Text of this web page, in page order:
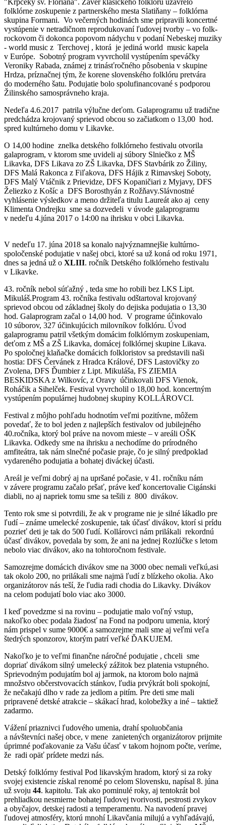
folklórne zoskupenie z partnerského mesta Slatiňany – folklórna
skupina Formani. Vo večerných hodinách sme pripravili koncertné
vystúpenie v netradičnom reprodukovaní ľudovej tvorby – vo folk-
rockovom či dokonca popovom nádychu v podaní Nebeskej muziky
- world music z Terchovej , ktorá je jediná world music kapela
v Európe. Sobotný program vyvrcholil vystúpením speváčky
Veroniky Rabada, známej z trinásťročného pôsobenia v skupine
Hrdza, príznačnej tým, že korene slovenského folklóru pretvára
do moderného šatu. Podujatie bolo spolufinancované s podporou
Žilinského samosprávneho kraja.
Nedeľa 4.6.2017 patrila výlučne deťom. Galaprogramu už tradične
predchádza krojovaný sprievod obcou so začiatkom o 13,00 hod.
spred kultúrneho domu v Likavke.
O 14,00 hodine znelka detského folklórneho festivalu otvorila
galaprogram, v ktorom sme uvideli aj súbory Slniečko z MŠ
Likavka, DFS Likava zo ZŠ Likavka, DFS Stavbárik zo Žiliny,
DFS Malá Rakonca z Fiľakova, DFS Hájik z Rimavskej Soboty,
DFS Malý Vtáčnik z Prievidze, DFS Kopaničiari z Myjavy, DFS
Želiezko z Košíc a DFS Borosthyán z Rožňavy.Slávnostné
vyhlásenie výsledkov a meno držiteľa titulu Laureát ako aj ceny
Klimenta Ondrejku sme sa dozvedeli v úvode galaprogramu
v nedeľu 4.júna 2017 o 14:00 na ihrisku v obci Likavka.
V nedeľu 17. júna 2018 sa konalo najvýznamnejšie kultúrno-
spoločenské podujatie v našej obci, ktoré sa už koná od roku 1971,
dnes sa jedná už o XLIII. ročník Detského folklórneho festivalu
v Likavke.
43. ročník nebol súťažný , teda sme ho robili bez LKS Lipt.
Mikuláš.Program 43. ročníka festivalu odštartoval krojovaný
sprievod obcou od základnej školy do dejiska podujatia o 13,30
hod. Galaprogram začal o 14,00 hod. V programe účinkovalo
10 súborov, 327 účinkujúcich milovníkov folklóru. Úvod
galaprogramu patril všetkým domácim folklórnym zoskupeniam,
deťom z MŠ a ZŠ Likavka, domácej folklórnej skupine Likava.
Po spoločnej klaňačke domácich folkloristov sa predstavili naši
hostia: DFS Červánek z Hradca Králové, DFS Lastovičky zo
Zvolena, DFS Ďumbier z Lipt. Mikuláša, FS ZIEMIA
BESKIDSKA z Wilkovíc, z Oravy účinkovali DFS Vienok,
Roháčik a Sihelček. Festival vyvrcholil o 18,00 hod. koncertným
vystúpením populárnej hudobnej skupiny KOLLÁROVCI.
Festival z môjho pohľadu hodnotím veľmi pozitívne, môžem
povedať, že to bol jeden z najlepších festivalov od jubilejného
40.ročníka, ktorý bol práve na novom mieste – v areáli OŠK
Likavka. Odkedy sme na ihrisku a nechodíme do prírodného
amfiteátra, tak nám slnečné počasie praje, čo je silný predpoklad
vydareného podujatia a bohatej diváckej účasti.
Areál je veľmi dobrý aj na upršané počasie, v 41. ročníku nám
v závere programu začalo pršať, práve keď koncertovalie Cigánski
diabli, no aj napriek tomu sme sa tešili z 800 divákov.
Tento rok sme si potvrdili, že ak v programe nie je silné lákadlo pre
ľudí – známe umelecké zoskupenie, tak účasť divákov, ktorí si prídu
pozrieť deti je tak do 500 ľudí. Kollárovci nám prilákali rekordnú
účasť divákov, povedala by som, že ani na jednej Rozlúčke s letom
nebolo viac divákov, ako na tohtoročnom festivale.
Samozrejme domácich divákov sme na 3000 obec nemali veľkú,asi
tak okolo 200, no prilákali sme najmä ľudí z blízkeho okolia. Ako
organizátorov nás teší, že ľudia radi chodia do Likavky. Divákov
na celom podujatí bolo viac ako 3000.
I keď povedzme si na rovinu – podujatie malo voľný vstup,
nakoľko obec podala žiadosť na Fond na podporu umenia, ktorý
nám prispel v sume 9000€ a samozrejme mali sme aj veľmi veľa
štedrých sponzorov, ktorým patrí veľké ĎAKUJEM.
Nakoľko je to veľmi finančne náročné podujatie , chceli sme
dopriať divákom silný umelecký zážitok bez platenia vstupného.
Sprievodným podujatím bol aj jarmok, na ktorom bolo najmä
množstvo občerstvovacích stánkov, ľudia prvýkrát boli spokojní,
že nečakajú dlho v rade za jedlom a pitím. Pre deti sme mali
pripravené detské atrakcie – skákací hrad, kolobežky a iné – taktiež
zadarmo.
Vážení priaznivci ľudového umenia, drahí spoluobčania
a návštevníci našej obce, v mene zanietených organizátorov prijmite
úprimné poďakovanie za Vašu účasť v takom hojnom počte, veríme,
že radi opäť prídete medzi nás.
Detský folklórny festival Pod likavským hradom, ktorý si za roky
svojej existencie získal renomé po celom Slovensku, napísal 8. júna
už svoju 44. kapitolu. Tak ako pominulé roky, aj tentokrát bol
prehliadkou nesmierne bohatej ľudovej tvorivosti, pestrosti zvykov
a obyčajov, detskej radosti a temperamentu. Na navodení pravej
ľudovej atmosféry, ktorú mnohí Likavčania milujú a vyhľadávajú,